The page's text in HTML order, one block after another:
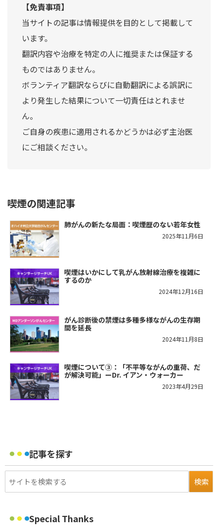
【免責事項】
当サイトの記事は情報提供を目的として掲載して
います。
翻訳内容や治療を特定の人に推奨または保証する
ものではありません。
ボランティア翻訳ならびに自動翻訳による誤訳に
より発生した結果について一切責任はとれませ
ん。
ご自身の疾患に適用されるかどうかは必ず主治医
にご相談ください。
喫煙の関連記事
肺がんの新たな局面：喫煙歴のない若年女性
2025年11月6日
喫煙はいかにして乳がん放射線治療を複雑に
するのか
2024年12月16日
がん診断後の禁煙は多種多様ながんの生存期
間を延長
2024年11月8日
喫煙について③：「不平等ながんの重荷、だ
が解決可能」ーDr. イアン・ウォーカー
2023年4月29日
記事を探す
Special Thanks